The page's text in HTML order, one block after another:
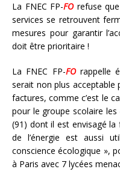
La FNEC FP-FOrefuse que
services se retrouvent
mesures pour garantir
doit être prioritaire !
La FNEC FP-FOrappelle
serait non plus acceptable
factures, comme c’est le
pour le groupe scolaire les
(91) dont il est envisagé
de l’énergie est aussi
conscience écologique »,
à Paris avec 7 lycées